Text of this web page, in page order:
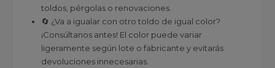
toldos, pérgolas o renovaciones.
🔄 ¿Va a igualar con otro toldo de igual color?
¡Consúltanos antes! El color puede variar
ligeramente según lote o fabricante y evitarás
devoluciones innecesarias.